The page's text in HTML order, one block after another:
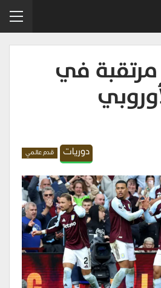
في
دوريات قدم عالمي